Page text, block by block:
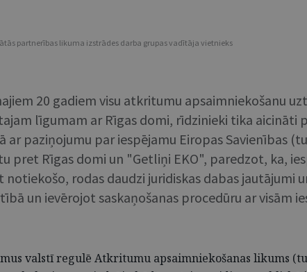
partnerības likuma izstrādes darba grupas vadītāja vietnieks
20 gadiem visu atkritumu apsaimniekošanu
līgumam ar Rīgas domi, rīdzinieki tika
ar paziņojumu par iespējamu Eiropas Savienības
pret Rīgas domi un "Getliņi EKO", paredzot, ka,
notiekošo, rodas daudzi juridiskas dabas
un ievērojot saskaņošanas procedūru ar visām
valstī regulē Atkritumu apsaimniekošanas likums